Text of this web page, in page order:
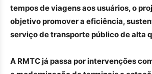
tempos de viagens aos usuários, o
objetivo promover a eficiência,
serviço de transporte público de alta
A RMTC já passa por intervenções